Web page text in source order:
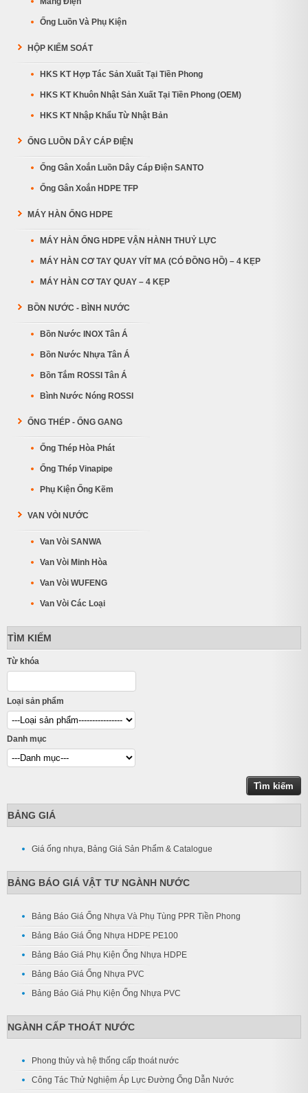
Ống Luồn Và Phụ Kiện
HỘP KIỂM SOÁT
HKS KT Hợp Tác Sản Xuất Tại Tiền Phong
HKS KT Khuôn Nhật Sản Xuất Tại Tiền Phong (OEM)
HKS KT Nhập Khẩu Từ Nhật Bản
ỐNG LUỒN DÂY CÁP ĐIỆN
Ống Gân Xoắn Luồn Dây Cáp Điện SANTO
Ống Gân Xoắn HDPE TFP
MÁY HÀN ỐNG HDPE
MÁY HÀN ỐNG HDPE VẬN HÀNH THUỶ LỰC
MÁY HÀN CƠ TAY QUAY VÍT MA (CÓ ĐỒNG HỒ) – 4 KẸP
MÁY HÀN CƠ TAY QUAY – 4 KẸP
BỒN NƯỚC - BÌNH NƯỚC
Bồn Nước INOX Tân Á
Bồn Nước Nhựa Tân Á
Bồn Tắm ROSSI Tân Á
Bình Nước Nóng ROSSI
ỐNG THÉP - ỐNG GANG
Ống Thép Hòa Phát
Ống Thép Vinapipe
Phụ Kiện Ống Kẽm
VAN VÒI NƯỚC
Van Vòi SANWA
Van Vòi Minh Hòa
Van Vòi WUFENG
Van Vòi Các Loại
TÌM KIẾM
Từ khóa
Loại sản phẩm
Danh mục
BẢNG GIÁ
Giá ống nhựa, Bảng Giá Sản Phẩm & Catalogue
BẢNG BÁO GIÁ VẬT TƯ NGÀNH NƯỚC
Bảng Báo Giá Ống Nhựa Và Phụ Tùng PPR Tiền Phong
Bảng Báo Giá Ống Nhựa HDPE PE100
Bảng Báo Giá Phụ Kiện Ống Nhựa HDPE
Bảng Báo Giá Ống Nhựa PVC
Bảng Báo Giá Phụ Kiện Ống Nhựa PVC
NGÀNH CẤP THOÁT NƯỚC
Phong thủy và hệ thống cấp thoát nước
Công Tác Thử Nghiệm Áp Lực Đường Ống Dẫn Nước